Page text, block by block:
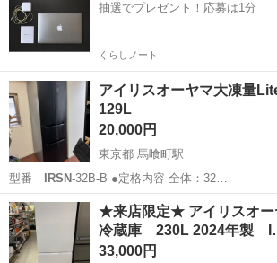
抽選でプレゼント！応募は1分
くらしノート
アイリスオーヤマ大凍量
129L
20,000円
東京都 馬喰町駅
型番
IRSN-32B-B ●定格内容 全体：32…
東京 中央区 馬喰町駅 キッチン家電
★来店限定★ アイリスオ
冷蔵庫 230L 2024年
33,000円